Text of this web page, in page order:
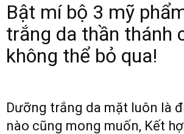
Bật mí bộ 3 mỹ
trắng da thần thánh
không thể bỏ qua!
Dưỡng trắng da mặt luôn là
nào cũng mong muốn, Kết